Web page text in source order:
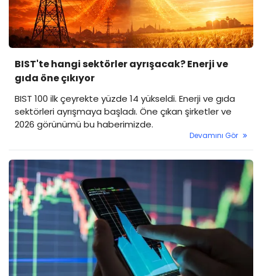
BIST'te hangi sektörler ayrışacak? Enerji ve
gıda öne çıkıyor
BIST 100 ilk çeyrekte yüzde 14 yükseldi. Enerji ve gıda
sektörleri ayrışmaya başladı. Öne çıkan şirketler ve
2026 görünümü bu haberimizde.
Devamını Gör